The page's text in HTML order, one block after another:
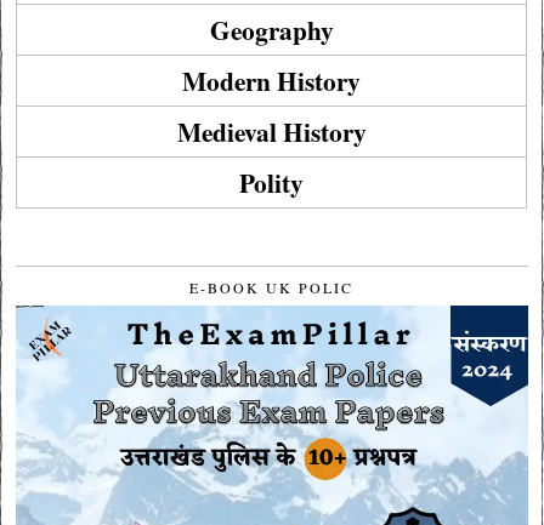
Geography
Modern History
Medieval History
Polity
E-BOOK UK POLIC